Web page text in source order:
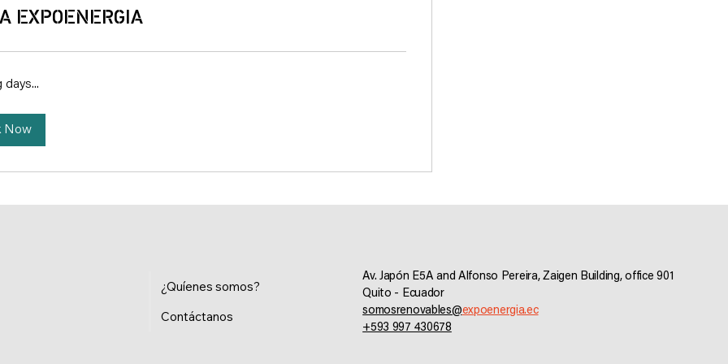
EXPOENERGIA
days...
Now
¿Quíenes somos?
Contáctanos
Av. Japón E5A and Alfonso Pereira, Zaigen Building, office 901
Quito - Ecuador
somosrenovables@expoenergia.ec
+593 997 430678